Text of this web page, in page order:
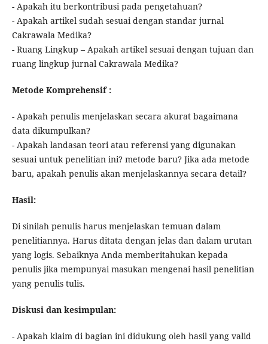
- Apakah itu berkontribusi pada pengetahuan?
- Apakah artikel sudah sesuai dengan standar jurnal
Cakrawala Medika?
- Ruang Lingkup – Apakah artikel sesuai dengan tujuan dan
ruang lingkup jurnal Cakrawala Medika?
Metode Komprehensif :
- Apakah penulis menjelaskan secara akurat bagaimana
data dikumpulkan?
- Apakah landasan teori atau referensi yang digunakan
sesuai untuk penelitian ini? metode baru? Jika ada metode
baru, apakah penulis akan menjelaskannya secara detail?
Hasil:
Di sinilah penulis harus menjelaskan temuan dalam
penelitiannya. Harus ditata dengan jelas dan dalam urutan
yang logis. Sebaiknya Anda memberitahukan kepada
penulis jika mempunyai masukan mengenai hasil penelitian
yang penulis tulis.
Diskusi dan kesimpulan:
- Apakah klaim di bagian ini didukung oleh hasil yang valid